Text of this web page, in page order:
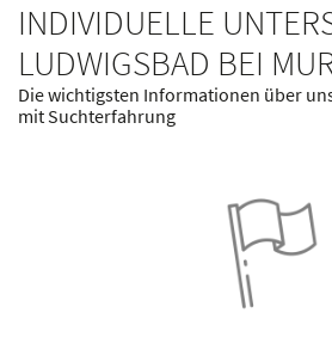
INDIVIDUELLE
LUDWIGSBAD BEI
Die wichtigsten Informationen über
mit Suchterfahrung